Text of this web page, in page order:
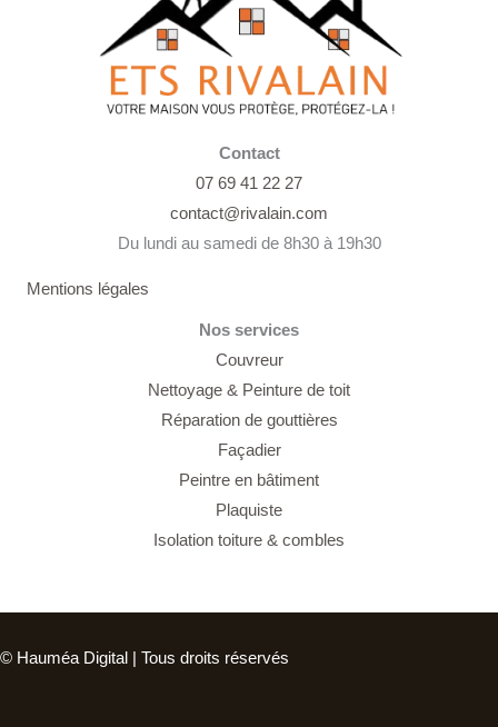
Contact
07 69 41 22 27
contact@rivalain.com
Du lundi au samedi de 8h30 à 19h30
Mentions légales
Nos services
Couvreur
Nettoyage & Peinture de toit
Réparation de gouttières
Façadier
Peintre en bâtiment
Plaquiste
Isolation toiture & combles
© Hauméa Digital | Tous droits réservés